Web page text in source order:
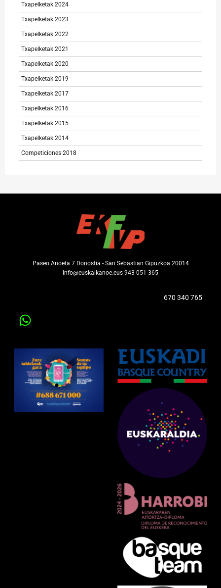
Txapelketak 2024
Txapelketak 2023
Txapelketak 2022
Txapelketak 2021
Txapelketak 2020
Txapelketak 2019
Txapelketak 2017
Txapelketak 2016
Txapelketak 2015
Txapelketak 2014
Competiciones 2018
Paseo Anoeta 7 Donostia - San Sebastian Gipuzkoa 20014
info@euskalkanoe.eus 943 051 365
670 340 765